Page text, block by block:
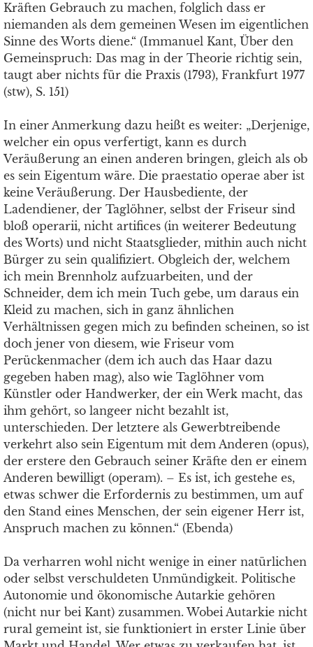
Kräften Gebrauch zu machen, folglich dass er
niemanden als dem gemeinen Wesen im eigentlichen
Sinne des Worts diene.“ (Immanuel Kant, Über den
Gemeinspruch: Das mag in der Theorie richtig sein,
taugt aber nichts für die Praxis (1793), Frankfurt 1977
(stw), S. 151)
In einer Anmerkung dazu heißt es weiter: „Derjenige,
welcher ein opus verfertigt, kann es durch
Veräußerung an einen anderen bringen, gleich als ob
es sein Eigentum wäre. Die praestatio operae aber ist
keine Veräußerung. Der Hausbediente, der
Ladendiener, der Taglöhner, selbst der Friseur sind
bloß operarii, nicht artifices (in weiterer Bedeutung
des Worts) und nicht Staatsglieder, mithin auch nicht
Bürger zu sein qualifiziert. Obgleich der, welchem
ich mein Brennholz aufzuarbeiten, und der
Schneider, dem ich mein Tuch gebe, um daraus ein
Kleid zu machen, sich in ganz ähnlichen
Verhältnissen gegen mich zu befinden scheinen, so ist
doch jener von diesem, wie Friseur vom
Perückenmacher (dem ich auch das Haar dazu
gegeben haben mag), also wie Taglöhner vom
Künstler oder Handwerker, der ein Werk macht, das
ihm gehört, so langeer nicht bezahlt ist,
unterschieden. Der letztere als Gewerbtreibende
verkehrt also sein Eigentum mit dem Anderen (opus),
der erstere den Gebrauch seiner Kräfte den er einem
Anderen bewilligt (operam). – Es ist, ich gestehe es,
etwas schwer die Erfordernis zu bestimmen, um auf
den Stand eines Menschen, der sein eigener Herr ist,
Anspruch machen zu können.“ (Ebenda)
Da verharren wohl nicht wenige in einer natürlichen
oder selbst verschuldeten Unmündigkeit. Politische
Autonomie und ökonomische Autarkie gehören
(nicht nur bei Kant) zusammen. Wobei Autarkie nicht
rural gemeint ist, sie funktioniert in erster Linie über